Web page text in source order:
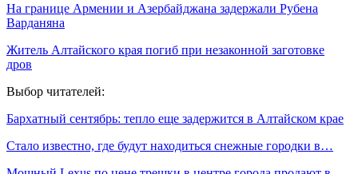
На границе Армении и Азербайджана задержали Рубена
Варданяна
Житель Алтайского края погиб при незаконной заготовке
дров
Выбор читателей:
Бархатный сентябрь: тепло еще задержится в Алтайском крае
Стало известно, где будут находиться снежные городки в…